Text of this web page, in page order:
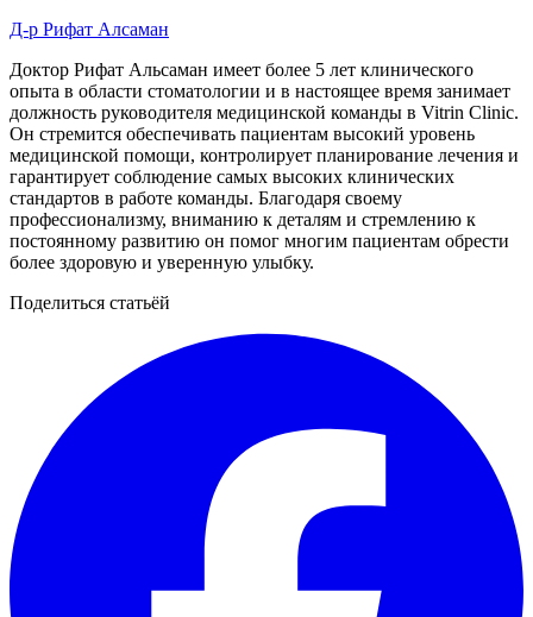
Д-р Рифат Алсаман
Доктор Рифат Альсаман имеет более 5 лет клинического
опыта в области стоматологии и в настоящее время занимает
должность руководителя медицинской команды в Vitrin Clinic.
Он стремится обеспечивать пациентам высокий уровень
медицинской помощи, контролирует планирование лечения и
гарантирует соблюдение самых высоких клинических
стандартов в работе команды. Благодаря своему
профессионализму, вниманию к деталям и стремлению к
постоянному развитию он помог многим пациентам обрести
более здоровую и уверенную улыбку.
Поделиться статьёй